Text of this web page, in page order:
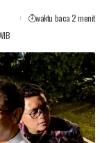
waktu baca 2 menit